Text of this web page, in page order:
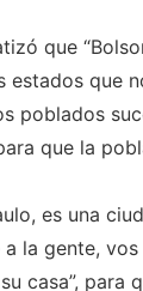
que
estados que
poblados
que la
es una
la gente,
casa”, para